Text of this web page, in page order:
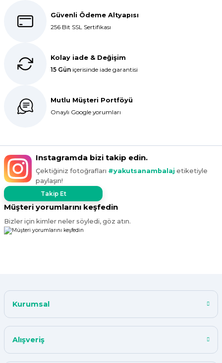
Güvenli Ödeme Altyapısı
256 Bit SSL Sertifikası
Kolay iade & Değişim
15 Gün içerisinde iade garantisi
Mutlu Müşteri Portföyü
Onaylı Google yorumları
Instagramda bizi takip edin.
Çektiğiniz fotoğrafları #yakutsanambalaj etiketiyle
paylaşın!
Takip Et
Müşteri yorumlarını keşfedin
Bizler için kimler neler söyledi, göz atın.
Kurumsal
Alışveriş